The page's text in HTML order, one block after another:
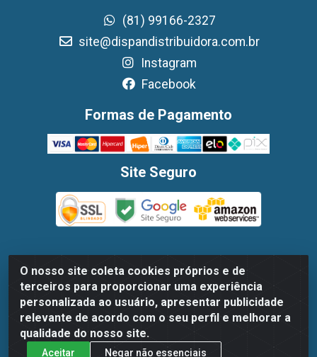
O nosso site coleta cookies próprios e de
terceiros para proporcionar uma experiência
personalizada ao usuário, apresentar publicidade
relevante de acordo com o seu perfil e melhorar a
qualidade do nosso site.
Aceitar Negar não essenciais
(81) 99166-2327
site@dispandistribuidora.com.br
Instagram
Facebook
Formas de Pagamento
Site Seguro
Dispan Distribuidora de Alimentos LTDA - Avenida Marechal
Mascarenhas De Moraes, 1048- Imbiribeira, Recife/PE - CEP
51.170-000 - CNPJ 30.779.584/0003-78